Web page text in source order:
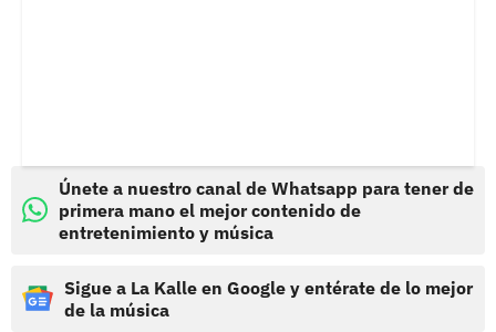
Únete a nuestro canal de Whatsapp para tener de
primera mano el mejor contenido de
entretenimiento y música
Sigue a La Kalle en Google y entérate de lo mejor
de la música